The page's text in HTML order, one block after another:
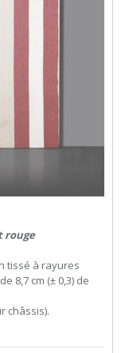
rouge
tissé à rayures
8,7 cm (± 0,3) de
châssis).